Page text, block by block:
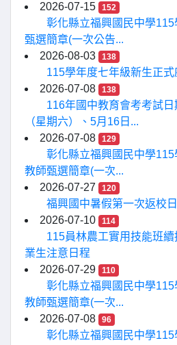
2026-07-15
152
彰化縣立福興國民中學
甄選簡章(一次公告...
2026-08-03
138
115學年度七年級新生正
2026-07-08
138
116年國中教育會考考試
（星期六）、5月16日...
2026-07-08
129
彰化縣立福興國民中學
教師甄選簡章(一次...
2026-07-27
120
福興國中暑假第一次返校
2026-07-10
114
115員林農工實用技能班
業生注意日程
2026-07-29
110
彰化縣立福興國民中學
教師甄選簡章(一次...
2026-07-08
96
彰化縣立福興國民中學